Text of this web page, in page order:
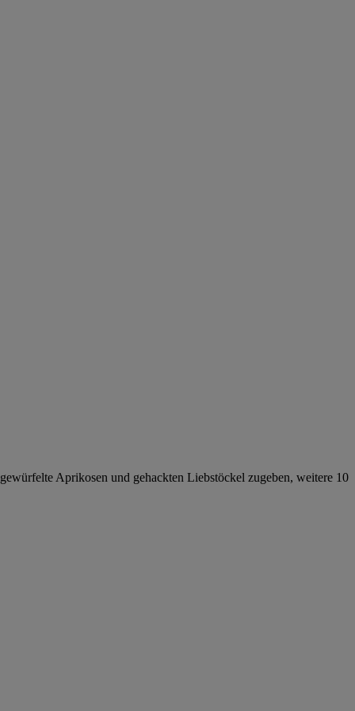
Aprikosen und gehackten Liebstöckel zugeben, weitere 10